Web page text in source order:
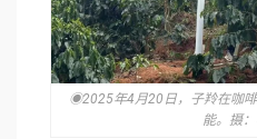
◉2025年4月20日，子羚在咖
能。摄